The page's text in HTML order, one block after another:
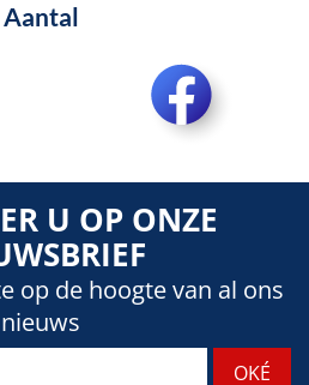
Aantal
U OP ONZE
op de hoogte van al ons
nieuws